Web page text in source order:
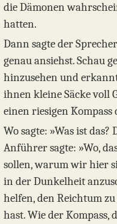
die Dämonen
hatten.
Dann sagte der
genau ansiehst. Schau
hinzusehen und
ihnen kleine Säcke voll
einen riesigen
Wo sagte: »Was ist das?
Anführer sagte: »Wo,
sollen, warum wir hier
in der Dunkelheit
helfen, den Reichtum
hast. Wie der